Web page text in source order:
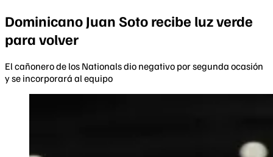
Dominicano Juan Soto recibe luz verde
para volver
El cañonero de los Nationals dio negativo por segunda ocasión
y se incorporará al equipo